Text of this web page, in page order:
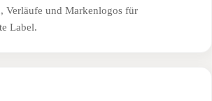
Verläufe und Markenlogos für
Label.